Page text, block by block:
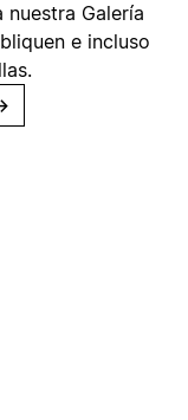
Galería
e incluso